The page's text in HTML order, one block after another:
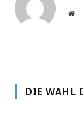
DIE WAHL